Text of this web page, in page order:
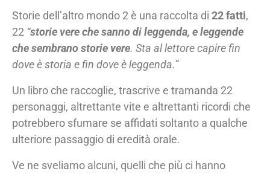
Storie dell’altro mondo 2 è una raccolta di 22 fatti,
22 “storie vere che sanno di leggenda, e leggende
che sembrano storie vere. Sta al lettore capire fin
dove è storia e fin dove è leggenda.”
Un libro che raccoglie, trascrive e tramanda 22
personaggi, altrettante vite e altrettanti ricordi che
potrebbero sfumare se affidati soltanto a qualche
ulteriore passaggio di eredità orale.
Ve ne sveliamo alcuni, quelli che più ci hanno